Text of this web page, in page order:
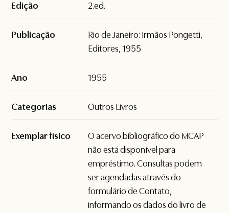
Edição 2.ed.
Publicação
Rio de Janeiro: Irmãos Pongetti,
Editores, 1955
Ano 1955
Categorias Outros Livros
Exemplar físico
O acervo bibliográfico do MCAP
não está disponível para
empréstimo. Consultas podem
ser agendadas através do
formulário deContato,
informando os dados do livro de